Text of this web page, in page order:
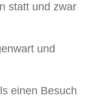
statt und zwar
und
einen Besuch